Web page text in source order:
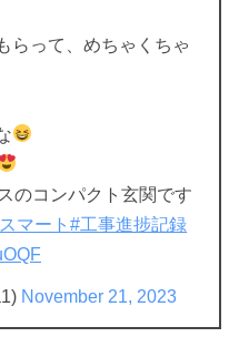
らって、めちゃくちゃ
のコンパクト玄関です
マート#工事進捗記録
November 21, 2023